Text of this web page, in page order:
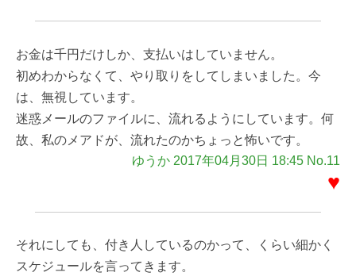
お金は千円だけしか、支払いはしていません。
初めわからなくて、やり取りをしてしまいました。今
は、無視しています。
迷惑メールのファイルに、流れるようにしています。何
故、私のメアドが、流れたのかちょっと怖いです。
ゆうか 2017年04月30日 18:45 No.11
♥
それにしても、付き人しているのかって、くらい細かく
スケジュールを言ってきます。